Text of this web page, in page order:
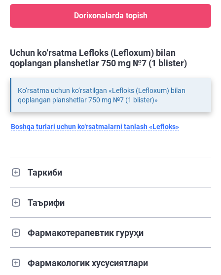
Dorixonalarda topish
Uchun ko‘rsatma Lefloks (Lefloxum) bilan
qoplangan planshetlar 750 mg №7 (1 blister)
Ko‘rsatma uchun ko‘rsatilgan «Lefloks (Lefloxum) bilan
qoplangan planshetlar 750 mg №7 (1 blister)»
Boshqa turlari uchun ko‘rsatmalarni tanlash «Lefloks»
Таркиби
Таърифи
Фармакотерапевтик гуруҳи
Фармакологик хусусиятлари